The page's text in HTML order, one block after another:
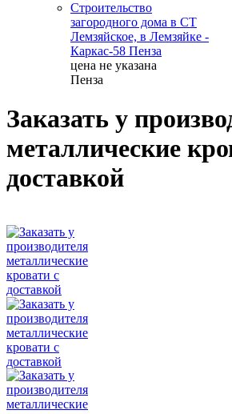
Строительство
загородного дома в СТ
Лемзяйское, в Лемзяйке -
Каркас-58 Пенза
цена не указана
Пенза
Заказать у
металлические
доставкой